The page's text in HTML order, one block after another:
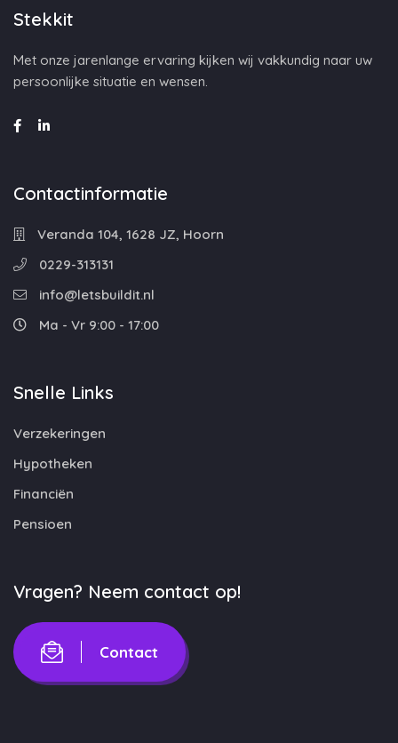
Stekkit
Met onze jarenlange ervaring kijken wij vakkundig naar uw
persoonlijke situatie en wensen.
Contactinformatie
Veranda 104, 1628 JZ, Hoorn
0229-313131
info@letsbuildit.nl
Ma - Vr 9:00 - 17:00
Snelle Links
Verzekeringen
Hypotheken
Financiën
Pensioen
Vragen? Neem contact op!
Contact